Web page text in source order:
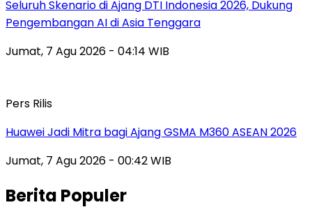
Seluruh Skenario di Ajang DTI Indonesia 2026, Dukung
Pengembangan AI di Asia Tenggara
Jumat, 7 Agu 2026 - 04:14 WIB
Pers Rilis
Huawei Jadi Mitra bagi Ajang GSMA M360 ASEAN 2026
Jumat, 7 Agu 2026 - 00:42 WIB
Berita Populer